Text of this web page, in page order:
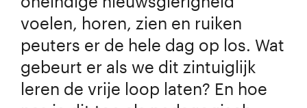
voelen, horen, zien en ruiken
peuters er de hele dag op los. Wat
gebeurt er als we dit zintuiglijk
leren de vrije loop laten? En hoe